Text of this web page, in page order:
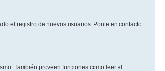
el registro de nuevos usuarios. Ponte en contacto
También proveen funciones como leer el